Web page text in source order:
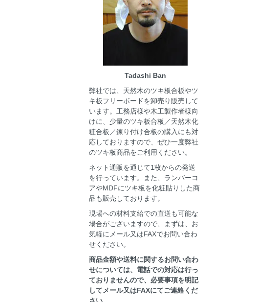
Tadashi Ban
弊社では、天然木のツキ板合板やツ
キ板フリーボードを卸売り販売して
います。工務店様や木工製作者様向
けに、少量のツキ板合板／天然木化
粧合板／錬り付け合板の購入にも対
応しておりますので、ぜひ一度弊社
のツキ板商品をご利用ください。
ネット通販を通じて1枚からの発送
を行っています。また、ランバーコ
アやMDFにツキ板を化粧貼りした商
品も販売しております。
現場への材料支給での直送も可能な
場合がございますので、まずは、お
気軽にメール又はFAXでお問い合わ
せください。
商品金額や送料に関するお問い合わ
せについては、電話での対応は行っ
ておりませんので、必要事項を明記
してメール又はFAXにてご連絡くだ